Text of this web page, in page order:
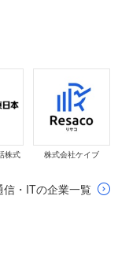
株式
株式会社ケイブ
信・ITの企業一覧